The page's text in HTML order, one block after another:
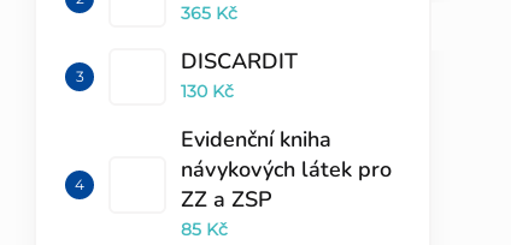
365 Kč
DISCARDIT
130 Kč
Evidenční kniha
návykových látek pro
ZZ a ZSP
85 Kč